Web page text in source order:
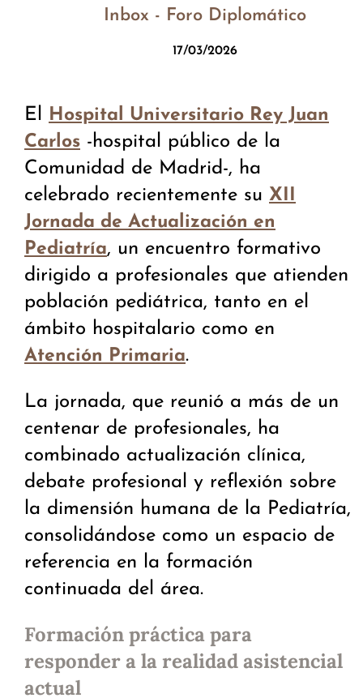
Inbox - Foro Diplomático
17/03/2026
El Hospital Universitario Rey Juan
Carlos -hospital público de la
Comunidad de Madrid-, ha
celebrado recientemente su XII
Jornada de Actualización en
Pediatría, un encuentro formativo
dirigido a profesionales que atienden
población pediátrica, tanto en el
ámbito hospitalario como en
Atención Primaria.
La jornada, que reunió a más de un
centenar de profesionales, ha
combinado actualización clínica,
debate profesional y reflexión sobre
la dimensión humana de la Pediatría,
consolidándose como un espacio de
referencia en la formación
continuada del área.
Formación práctica para
responder a la realidad asistencial
actual